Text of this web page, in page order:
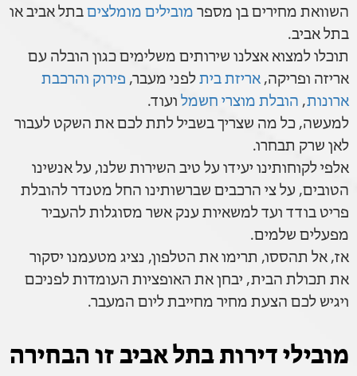
השוואת מחירים בן מספר מובילים מומלצים בתל אביב או
בתל אביב.
תוכלו למצוא אצלנו שירותים משלימים כגון הובלה עם
אריזה ופריקה, אריזת בית לפני מעבר, פירוק והרכבת
ארונות, הובלת מוצרי חשמל ועוד.
למעשה, כל מה שצריך בשביל לתת לכם את השקט לעבור
לאן שרק תבחרו.
אלפי לקוחותינו יעידו על טיב השירות שלנו, על אנשינו
הטובים, על צי הרכבים שברשותינו החל מטנדר להובלת
פריט בודד ועד למשאיות ענק אשר מסוגלות להעביר
מפעלים שלמים.
אז, אל תהססו, תרימו את הטלפון, נציג מטעמנו יסקור
את תכולת הבית, יבחן את האופציות העומדות לפניכם
ויגיש לכם הצעת מחיר מחייבת ליום המעבר.
מובילי דירות בתל אביב זו הבחירה